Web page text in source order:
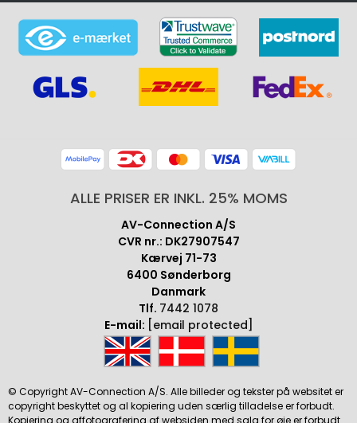
ALLE PRISER ER INKL. 25% MOMS
AV-Connection A/S
CVR nr.: DK27907547
Kærvej 71-73
6400 Sønderborg
Danmark
Tlf. 7442 1078
E-mail: [email protected]
© Copyright AV-Connection A/S. Alle billeder og tekster på websitet er
copyright beskyttet og al kopiering uden særlig tilladelse er forbudt.
Kopiering og affotografering af websiden med salg for øje er forbudt